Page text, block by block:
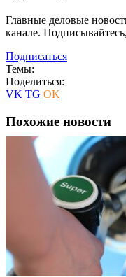
Главные деловые
канале.
Подписаться
Темы:
Поделиться:
VK TG OK
Похожие новости